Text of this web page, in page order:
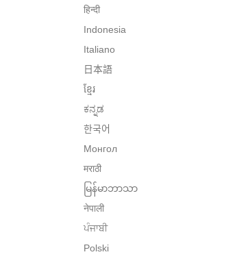
हिन्दी
Indonesia
Italiano
日本語
ខ្មែរ
ಕನ್ನಡ
한국어
Монгол
मराठी
မြန်မာဘာသာ
नेपाली
ਪੰਜਾਬੀ
Polski